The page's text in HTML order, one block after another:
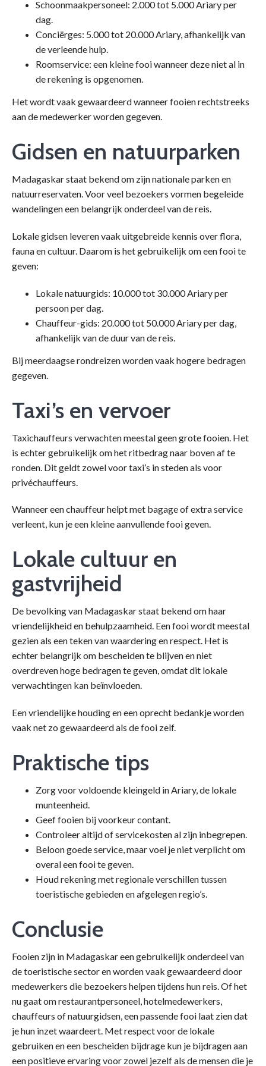
Schoonmaakpersoneel: 2.000 tot 5.000 Ariary per
dag.
Conciërges: 5.000 tot 20.000 Ariary, afhankelijk van
de verleende hulp.
Roomservice: een kleine fooi wanneer deze niet al in
de rekening is opgenomen.
Het wordt vaak gewaardeerd wanneer fooien rechtstreeks
aan de medewerker worden gegeven.
Gidsen en natuurparken
Madagaskar staat bekend om zijn nationale parken en
natuurreservaten. Voor veel bezoekers vormen begeleide
wandelingen een belangrijk onderdeel van de reis.
Lokale gidsen leveren vaak uitgebreide kennis over flora,
fauna en cultuur. Daarom is het gebruikelijk om een fooi te
geven:
Lokale natuurgids: 10.000 tot 30.000 Ariary per
persoon per dag.
Chauffeur-gids: 20.000 tot 50.000 Ariary per dag,
afhankelijk van de duur van de reis.
Bij meerdaagse rondreizen worden vaak hogere bedragen
gegeven.
Taxi’s en vervoer
Taxichauffeurs verwachten meestal geen grote fooien. Het
is echter gebruikelijk om het ritbedrag naar boven af te
ronden. Dit geldt zowel voor taxi’s in steden als voor
privéchauffeurs.
Wanneer een chauffeur helpt met bagage of extra service
verleent, kun je een kleine aanvullende fooi geven.
Lokale cultuur en
gastvrijheid
De bevolking van Madagaskar staat bekend om haar
vriendelijkheid en behulpzaamheid. Een fooi wordt meestal
gezien als een teken van waardering en respect. Het is
echter belangrijk om bescheiden te blijven en niet
overdreven hoge bedragen te geven, omdat dit lokale
verwachtingen kan beïnvloeden.
Een vriendelijke houding en een oprecht bedankje worden
vaak net zo gewaardeerd als de fooi zelf.
Praktische tips
Zorg voor voldoende kleingeld in Ariary, de lokale
munteenheid.
Geef fooien bij voorkeur contant.
Controleer altijd of servicekosten al zijn inbegrepen.
Beloon goede service, maar voel je niet verplicht om
overal een fooi te geven.
Houd rekening met regionale verschillen tussen
toeristische gebieden en afgelegen regio’s.
Conclusie
Fooien zijn in Madagaskar een gebruikelijk onderdeel van
de toeristische sector en worden vaak gewaardeerd door
medewerkers die bezoekers helpen tijdens hun reis. Of het
nu gaat om restaurantpersoneel, hotelmedewerkers,
chauffeurs of natuurgidsen, een passende fooi laat zien dat
je hun inzet waardeert. Met respect voor de lokale
gebruiken en een bescheiden bijdrage kun je bijdragen aan
een positieve ervaring voor zowel jezelf als de mensen die je